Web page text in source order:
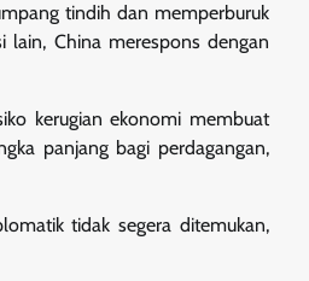
tindih dan memperburuk
lain, China merespons dengan
kerugian ekonomi membuat
panjang bagi perdagangan,
tidak segera ditemukan,